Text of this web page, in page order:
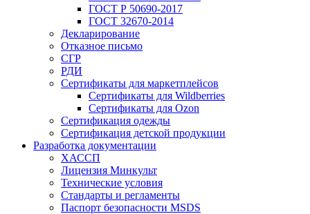
ГОСТ Р 50690-2017
ГОСТ 32670-2014
Декларирование
Отказное письмо
СГР
РДИ
Сертификаты для маркетплейсов
Сертификаты для Wildberries
Сертификаты для Ozon
Сертификация одежды
Сертификация детской продукции
Разработка документации
ХАССП
Лицензия Минкульт
Технические условия
Стандарты и регламенты
Паспорт безопасности MSDS